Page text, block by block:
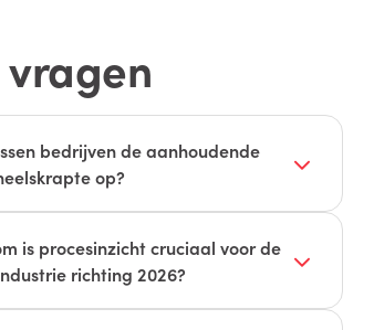
bedrijven de aanhoudende
op?
en automatisering niet als
maar als ondersteuning te zien.
van industriële robots en slimmere
is procesinzicht cruciaal voor de
richting 2026?
vormt de basis voor elke